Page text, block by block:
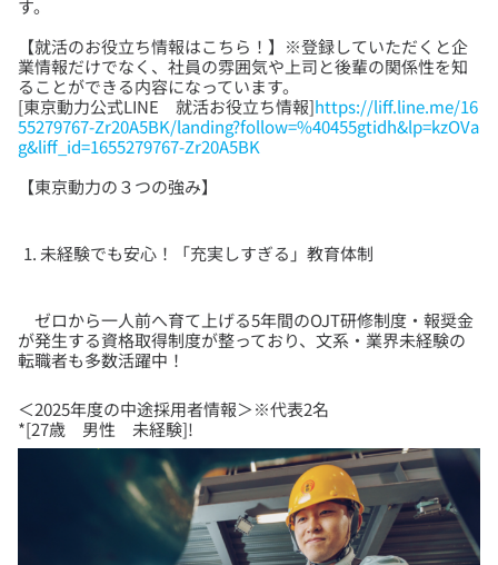
【就活のお役立ち情報はこちら！】※登録していただくと企
業情報だけでなく、社員の雰囲気や上司と後輩の関係性を知
ることができる内容になっています。
[東京動力公式LINE 就活お役立ち情報]https://liff.line.me/16
55279767-Zr20A5BK/landing?follow=%40455gtidh&lp=kzOVa
g&liff_id=1655279767-Zr20A5BK
【東京動力の３つの強み】
未経験でも安心！「充実しすぎる」教育体制
ゼロから一人前へ育て上げる5年間のOJT研修制度・報奨金
が発生する資格取得制度が整っており、文系・業界未経験の
転職者も多数活躍中！
＜2025年度の中途採用者情報＞※代表2名
*[27歳 男性 未経験]!